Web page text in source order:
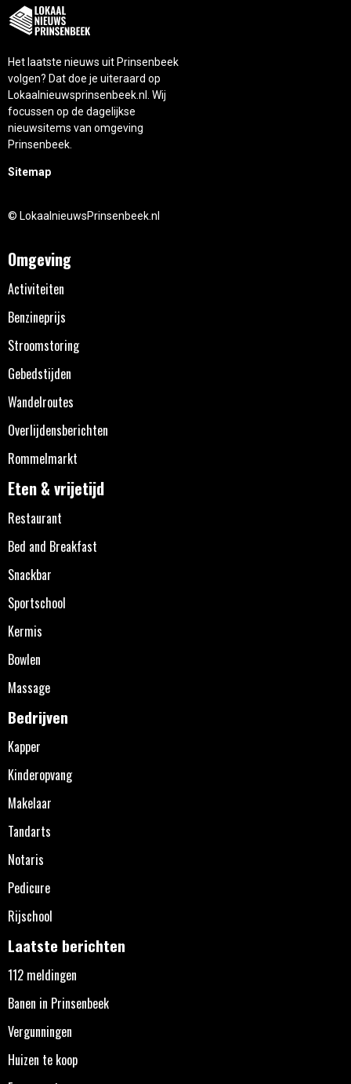
Het laatste nieuws uit Prinsenbeek
volgen? Dat doe je uiteraard op
Lokaalnieuwsprinsenbeek.nl. Wij
focussen op de dagelijkse
nieuwsitems van omgeving
Prinsenbeek.
Sitemap
© LokaalnieuwsPrinsenbeek.nl
Omgeving
Activiteiten
Benzineprijs
Stroomstoring
Gebedstijden
Wandelroutes
Overlijdensberichten
Rommelmarkt
Eten & vrijetijd
Restaurant
Bed and Breakfast
Snackbar
Sportschool
Kermis
Bowlen
Massage
Bedrijven
Kapper
Kinderopvang
Makelaar
Tandarts
Notaris
Pedicure
Rijschool
Laatste berichten
112 meldingen
Banen in Prinsenbeek
Vergunningen
Huizen te koop